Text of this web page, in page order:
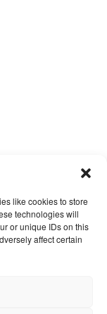
like cookies to store
technologies will
or unique IDs on this
affect certain